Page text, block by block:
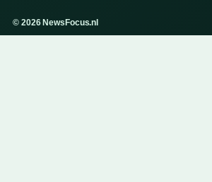
© 2026 NewsFocus.nl